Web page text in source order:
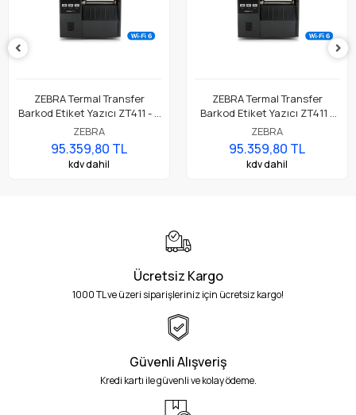
ZEBRA Termal Transfer
Barkod Etiket Yazıcı ZT411 - 8
dot/mm (203 Dpi ) Wi-Fi 6
802.11ac Model No: ZT41142-
T0EG000Z
ZEBRA
95.359,80 TL
kdv dahil
ZEBRA Termal Transfer
Barkod Etiket Yazıcı ZT411 -
12 dot/mm (300 Dpi ) Wi-Fi 6
802.11ax Model No: ZT41143-
T0EG000Z
ZEBRA
95.359,80 TL
kdv dahil
Ücretsiz Kargo
1000 TL ve üzeri siparişleriniz için ücretsiz kargo!
Güvenli Alışveriş
Kredi kartı ile güvenli ve kolay ödeme.